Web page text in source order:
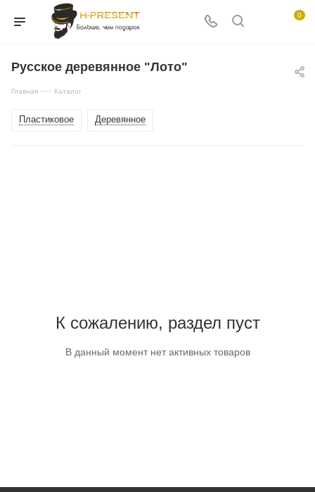
0
Русское деревянное "Лото"
Главная — Каталог
Пластиковое Деревянное
К сожалению, раздел пуст
В данный момент нет активных товаров